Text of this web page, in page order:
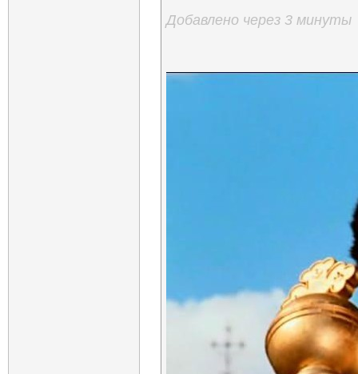
Добавлено через 3 минуты